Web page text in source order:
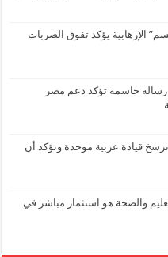
الإرهابية يؤكد تفوق الضربات
رسالة حاسمة تؤكد دعم مصر
قيادة عربية موحدة وتؤكد أن
والصحة هو استثمار مباشر في